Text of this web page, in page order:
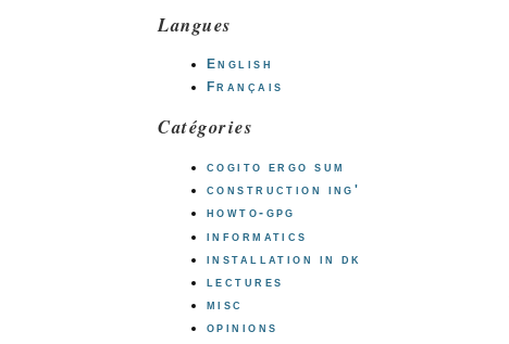
Langues
English
Français
Catégories
cogito ergo sum
construction ing'
howto-gpg
informatics
installation in dk
lectures
misc
opinions